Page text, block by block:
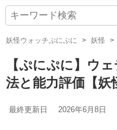
妖怪ウォッチぷにぷに 妖怪
【ぷにぷに】ウ
法と能力評価【妖
最終更新日 2026年6月8日